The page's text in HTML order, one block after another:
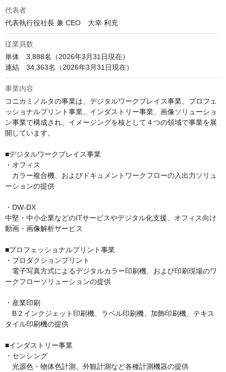
代表者
代表執行役社長 兼 CEO　大幸 利充
従業員数
単体　3,888名（2026年3月31日現在）
連結　34,363名（2026年3月31日現在）
事業内容
コニカミノルタの事業は、デジタルワークプレイス事業、プロフェ
ッショナルプリント事業、インダストリー事業、画像ソリューショ
ン事業で構成され、イメージングを核として４つの領域で事業を展
開しています。
■デジタルワークプレイス事業
・オフィス
カラー複合機、およびドキュメントワークフローの入出力ソリュ
ーションの提供
・DW-DX
中堅・中小企業などのITサービスやデジタル化支援、オフィス向け
動画・画像解析サービス
■プロフェッショナルプリント事業
・プロダクションプリント
電子写真方式によるデジタルカラー印刷機、および印刷現場のワ
ークフローソリューションの提供
・産業印刷
B２インクジェット印刷機、ラベル印刷機、加飾印刷機、テキス
タイル印刷機の提供
■インダストリー事業
・センシング
光源色・物体色計測、外観計測など各種計測機器の提供